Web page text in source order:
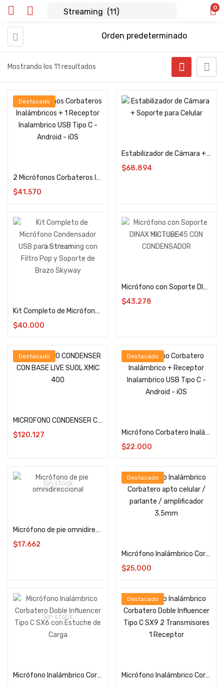
0
Mostrando los 11 resultados
Destacado
2 Micrófonos Corbateros Inalámbricos + 1 Receptor Inalambrico USB Tipo C – Android – iOS
$41.570
Estabilizador de Cámara + Soporte para Celular
$68.894
Sin stock
Kit Completo de Micrófono Condensador USB para Streaming con Filtro Pop y Soporte de Brazo Skyway
$40.000
Sin stock
Micrófono con Soporte DINAX MICTUBE45 CON CONDENSADOR
$43.278
Destacado
MICROFONO CONDENSER CON BASE LIVE SUOL XMIC 400
$120.127
Destacado
Micrófono Corbatero Inalámbrico + Receptor Inalambrico USB Tipo C – Android – iOS
$22.000
Sin stock
Micrófono de pie omnidireccional
$17.662
Destacado
Micrófono Inalámbrico Corbatero apto celular / parlante / amplificador 3.5mm
$25.000
Sin stock
Micrófono Inalámbrico Corbatero Doble Influencer Tipo C SX6 con Estuche de Carga
Destacado
Micrófono Inalámbrico Corbatero Doble Influencer Tipo C SX9 2 Transmisores 1 Receptor